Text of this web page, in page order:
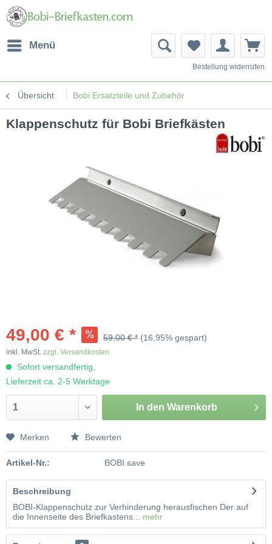
Menü
Bestellung widerrufen
Übersicht Bobi Ersatzteile und Zubehör
Klappenschutz für Bobi Briefkästen
49,00 € * 59,00 € * (16,95% gespart)
inkl. MwSt. zzgl. Versandkosten
Sofort versandfertig,
Lieferzeit ca. 2-5 Werktage
In den Warenkorb
Merken Bewerten
Artikel-Nr.: BOBI.save
Beschreibung
BOBI-Klappenschutz zur Verhinderung herausfischen Der auf
die Innenseite des Briefkastens...
mehr